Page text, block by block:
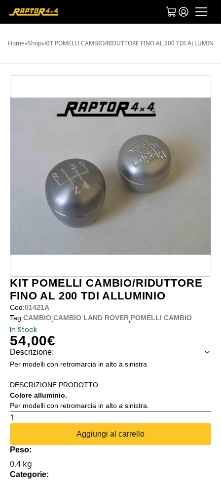
Home»Shop»KIT POMELLI CAMBIO/RIDUTTORE FINO AL 200 TDI ALLUMINIO
KIT POMELLI CAMBIO/RIDUTTORE
FINO AL 200 TDI ALLUMINIO
Cod:01421A
Tag:CAMBIO,CAMBIO LAND ROVER,POMELLI CAMBIO
In Stock
54,00€
Descrizione:
Per modelli con retromarcia in alto a sinistra
DESCRIZIONE PRODOTTO
Colore alluminio.
Per modelli con retromarcia in alto a sinistra.
KIT
CAMBIO/RIDUTTORE
FINO
AL
200
Aggiungi al carrello
Peso:
0.4 kg
Categorie: